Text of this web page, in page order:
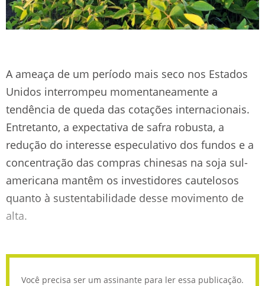
A ameaça de um período mais seco nos Estados
Unidos interrompeu momentaneamente a
tendência de queda das cotações internacionais.
Entretanto, a expectativa de safra robusta, a
redução do interesse especulativo dos fundos e a
concentração das compras chinesas na soja sul-
americana mantêm os investidores cautelosos
quanto à sustentabilidade desse movimento de
alta.
Você precisa ser um assinante para ler essa publicação.